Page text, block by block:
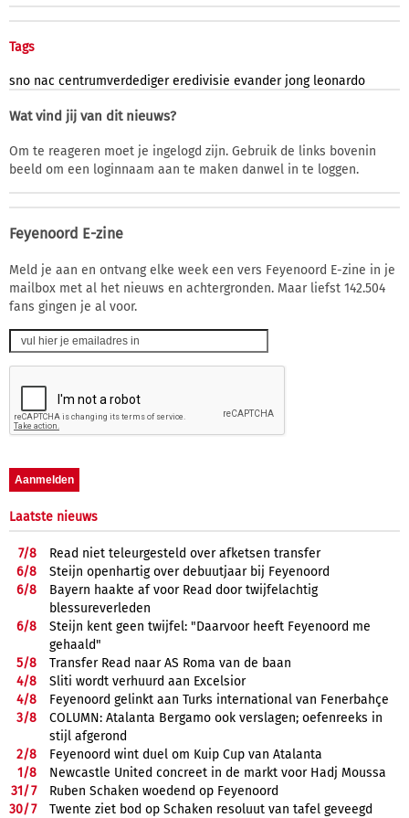
Tags
sno nac centrumverdediger eredivisie evander jong leonardo
Wat vind jij van dit nieuws?
Om te reageren moet je ingelogd zijn. Gebruik de links bovenin
beeld om een loginnaam aan te maken danwel in te loggen.
Feyenoord E-zine
Meld je aan en ontvang elke week een vers Feyenoord E-zine in je
mailbox met al het nieuws en achtergronden. Maar liefst 142.504
fans gingen je al voor.
Laatste nieuws
7/8
Read niet teleurgesteld over afketsen transfer
6/8
Steijn openhartig over debuutjaar bij Feyenoord
6/8
Bayern haakte af voor Read door twijfelachtig
blessureverleden
6/8
Steijn kent geen twijfel: "Daarvoor heeft Feyenoord me
gehaald"
5/8
Transfer Read naar AS Roma van de baan
4/8
Sliti wordt verhuurd aan Excelsior
4/8
Feyenoord gelinkt aan Turks international van Fenerbahçe
3/8
COLUMN: Atalanta Bergamo ook verslagen; oefenreeks in
stijl afgerond
2/8
Feyenoord wint duel om Kuip Cup van Atalanta
1/8
Newcastle United concreet in de markt voor Hadj Moussa
31/7
Ruben Schaken woedend op Feyenoord
30/7
Twente ziet bod op Schaken resoluut van tafel geveegd